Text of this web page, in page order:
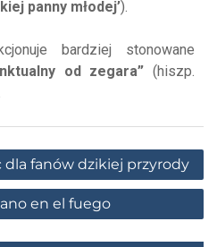
panny młodej’).
bardziej stonowane
od zegara” (hiszp.
fanów dzikiej przyrody
en el fuego